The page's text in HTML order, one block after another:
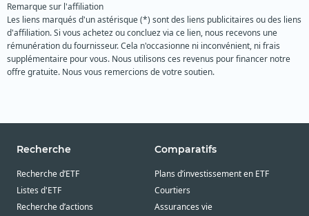
Remarque sur l'affiliation
Les liens marqués d'un astérisque (*) sont des liens publicitaires ou des liens
d'affiliation. Si vous achetez ou concluez via ce lien, nous recevons une
rémunération du fournisseur. Cela n'occasionne ni inconvénient, ni frais
supplémentaire pour vous. Nous utilisons ces revenus pour financer notre
offre gratuite. Nous vous remercions de votre soutien.
Recherche
Recherche d’ETF
Listes d'ETF
Recherche d’actions
Comparatifs
Plans d’investissement en ETF
Courtiers
Assurances vie